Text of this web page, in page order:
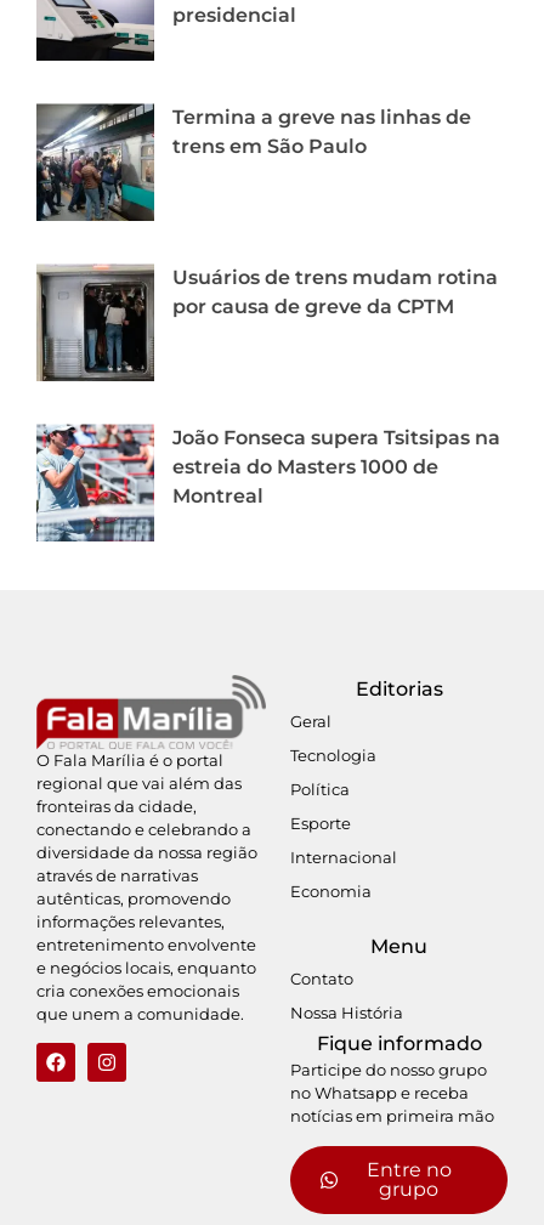
presidencial
Termina a greve nas linhas de
trens em São Paulo
Usuários de trens mudam rotina
por causa de greve da CPTM
João Fonseca supera Tsitsipas na
estreia do Masters 1000 de
Montreal
O Fala Marília é o portal
regional que vai além das
fronteiras da cidade,
conectando e celebrando a
diversidade da nossa região
através de narrativas
autênticas, promovendo
informações relevantes,
entretenimento envolvente
e negócios locais, enquanto
cria conexões emocionais
que unem a comunidade.
Editorias
Geral
Tecnologia
Política
Esporte
Internacional
Economia
Menu
Contato
Nossa História
Fique informado
Participe do nosso grupo
no Whatsapp e receba
notícias em primeira mão
Entre no
grupo